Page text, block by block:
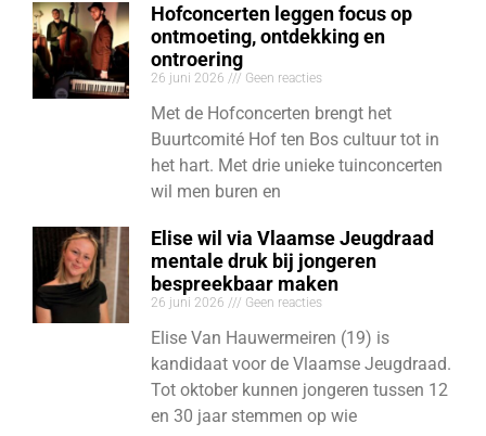
Hofconcerten leggen focus op
ontmoeting, ontdekking en
ontroering
26 juni 2026 Geen reacties
Met de Hofconcerten brengt het
Buurtcomité Hof ten Bos cultuur tot in
het hart. Met drie unieke tuinconcerten
wil men buren en
Elise wil via Vlaamse Jeugdraad
mentale druk bij jongeren
bespreekbaar maken
26 juni 2026 Geen reacties
Elise Van Hauwermeiren (19) is
kandidaat voor de Vlaamse Jeugdraad.
Tot oktober kunnen jongeren tussen 12
en 30 jaar stemmen op wie